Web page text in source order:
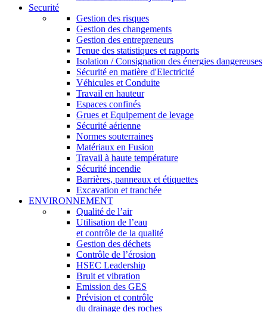
Securité
Gestion des risques
Gestion des changements
Gestion des entrepreneurs
Tenue des statistiques et rapports
Isolation / Consignation des énergies dangereuses
Sécurité en matière d'Electricité
Véhicules et Conduite
Travail en hauteur
Espaces confinés
Grues et Equipement de levage
Sécurité aérienne
Normes souterraines
Matériaux en Fusion
Travail à haute température
Sécurité incendie
Barrières, panneaux et étiquettes
Excavation et tranchée
ENVIRONNEMENT
Qualité de l’air
Utilisation de l’eau
et contrôle de la qualité
Gestion des déchets
Contrôle de l’érosion
HSEC Leadership
Bruit et vibration
Emission des GES
Prévision et contrôle
du drainage des roches